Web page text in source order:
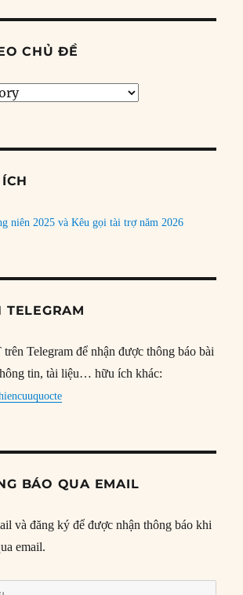
CHỦ ĐỀ
niên 2025 và Kêu gọi tài trợ năm 2026
TELEGRAM
Telegram để nhận được thông báo bài
tin, tài liệu… hữu ích khác:
BÁO QUA EMAIL
và đăng ký để được nhận thông báo khi
email.